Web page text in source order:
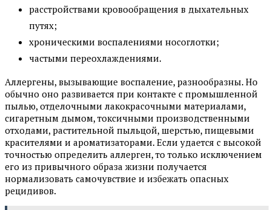
расстройствами кровообращения в дыхательных
путях;
хроническими воспалениями носоглотки;
частыми переохлаждениями.
Аллергены, вызывающие воспаление, разнообразны. Но
обычно оно развивается при контакте с промышленной
пылью, отделочными лакокрасочными материалами,
сигаретным дымом, токсичными производственными
отходами, растительной пыльцой, шерстью, пищевыми
красителями и ароматизаторами. Если удается с высокой
точностью определить аллерген, то только исключением
его из привычного образа жизни получается
нормализовать самочувствие и избежать опасных
рецидивов.